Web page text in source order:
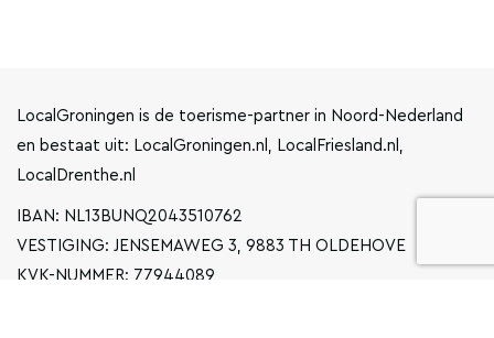
LocalGroningen is de toerisme-partner in Noord-Nederland
en bestaat uit: LocalGroningen.nl, LocalFriesland.nl,
LocalDrenthe.nl
IBAN: NL13BUNQ2043510762
VESTIGING: JENSEMAWEG 3, 9883 TH OLDEHOVE
KVK-NUMMER: 77944089